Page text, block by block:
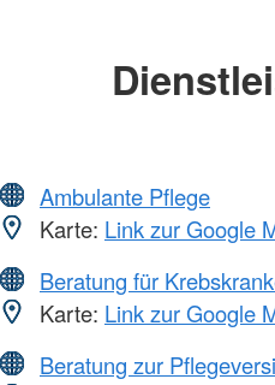
Ambulante Pflege
Karte: Link zur Google
Beratung für
Karte: Link zur Google
Beratung zur